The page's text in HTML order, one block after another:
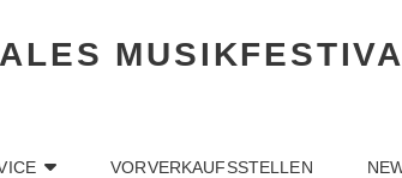
VORVERKAUFSSTELLEN